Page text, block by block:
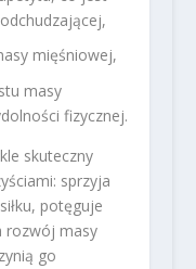
mięśniowej,
masy
fizycznej.
skuteczny
sprzyja
potęguje
rozwój masy
go